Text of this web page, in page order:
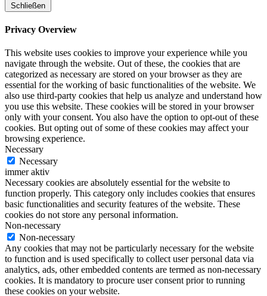
Schließen
Privacy Overview
This website uses cookies to improve your experience while you
navigate through the website. Out of these, the cookies that are
categorized as necessary are stored on your browser as they are
essential for the working of basic functionalities of the website. We
also use third-party cookies that help us analyze and understand how
you use this website. These cookies will be stored in your browser
only with your consent. You also have the option to opt-out of these
cookies. But opting out of some of these cookies may affect your
browsing experience.
Necessary
Necessary
immer aktiv
Necessary cookies are absolutely essential for the website to
function properly. This category only includes cookies that ensures
basic functionalities and security features of the website. These
cookies do not store any personal information.
Non-necessary
Non-necessary
Any cookies that may not be particularly necessary for the website
to function and is used specifically to collect user personal data via
analytics, ads, other embedded contents are termed as non-necessary
cookies. It is mandatory to procure user consent prior to running
these cookies on your website.